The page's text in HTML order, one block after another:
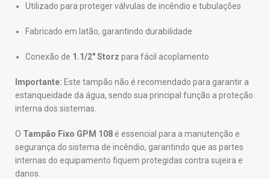
Utilizado para proteger válvulas de incêndio e tubulações
Fabricado em latão, garantindo durabilidade
Conexão de 1.1/2″ Storz para fácil acoplamento
Importante: Este tampão não é recomendado para garantir a
estanqueidade da água, sendo sua principal função a proteção
interna dos sistemas.
O Tampão Fixo GPM 108é essencial para a manutenção e
segurança do sistema de incêndio, garantindo que as partes
internas do equipamento fiquem protegidas contra sujeira e
danos.